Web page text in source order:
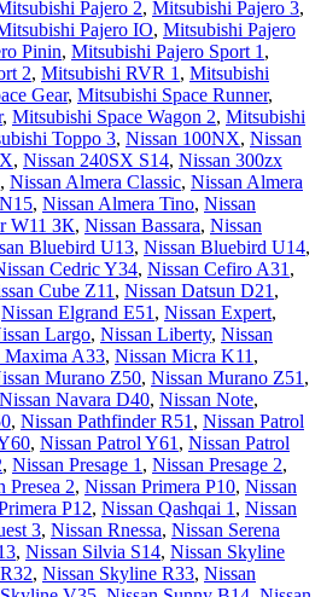
Pajero 2, Mitsubishi Pajero 3,
Pajero IO, Mitsubishi Pajero
Pinin, Mitsubishi Pajero Sport 1 ,
2, Mitsubishi RVR 1 , Mitsubishi
Gear, Mitsubishi Space Runner,
, Mitsubishi Space Wagon 2, Mitsubishi
Toppo 3, Nissan 100NX, Nissan
, Nissan 240SX S14, Nissan 300zx
, Nissan Almera Classic, Nissan Almera
, Nissan Almera Tino, Nissan
W11 ЗК, Nissan Bassara, Nissan
Bluebird U13, Nissan Bluebird U14,
Cedric Y34, Nissan Cefiro A31 ,
Cube Z11 , Nissan Datsun D21 ,
Nissan Elgrand E51 , Nissan Expert,
Largo, Nissan Liberty, Nissan
Maxima A33, Nissan Micra K11 ,
Murano Z50, Nissan Murano Z51 ,
Nissan Navara D40, Nissan Note,
, Nissan Pathfinder R51 , Nissan Patrol
, Nissan Patrol Y61 , Nissan Patrol
, Nissan Presage 1 , Nissan Presage 2,
Presea 2, Nissan Primera P10, Nissan
P12, Nissan Qashqai 1 , Nissan
3, Nissan Rnessa, Nissan Serena
, Nissan Silvia S14, Nissan Skyline
, Nissan Skyline R33, Nissan